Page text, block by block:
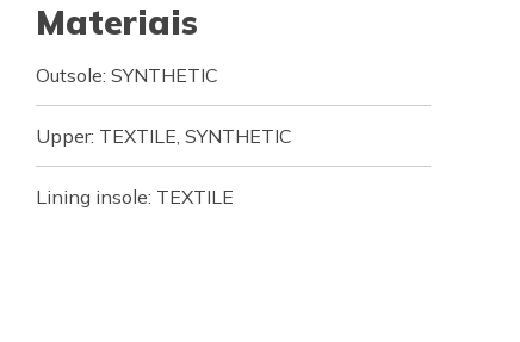
Materiais
Outsole: SYNTHETIC
Upper: TEXTILE, SYNTHETIC
Lining insole: TEXTILE